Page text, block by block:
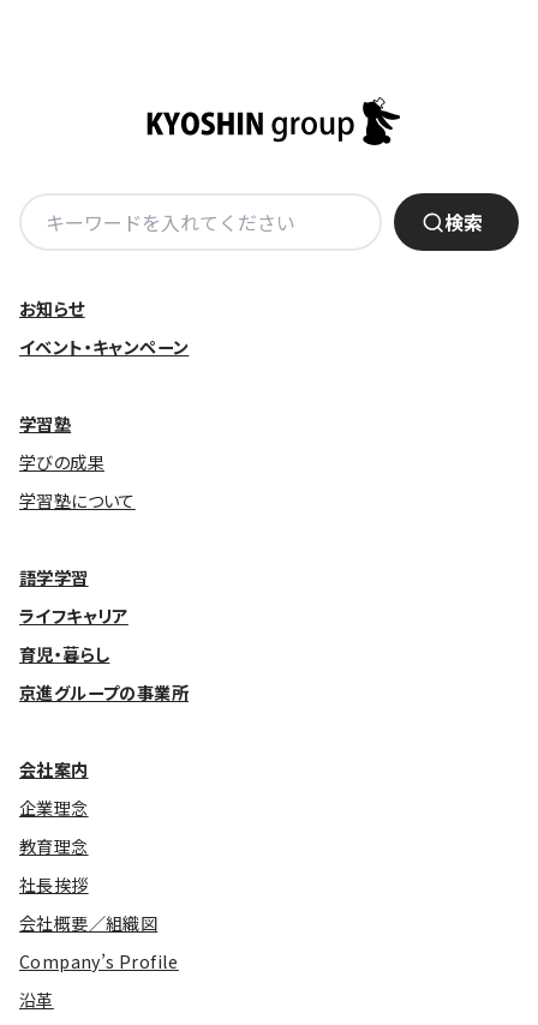
検
索:
検索
お知らせ
イベント・キャンペーン
学習塾
学びの成果
学習塾について
語学学習
ライフキャリア
育児・暮らし
京進グループの事業所
会社案内
企業理念
教育理念
社長挨拶
会社概要／組織図
Company’s Profile
沿革